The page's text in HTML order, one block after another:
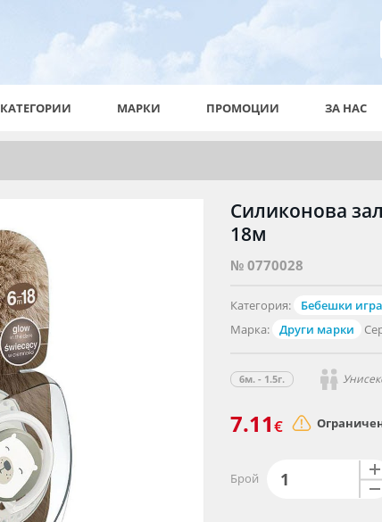
КАТЕГОРИИ МАРКИ ПРОМОЦИИ ЗА НАС
Силиконова
18м
№ 0770028
Категория: Бебешки
Марка:
Други марки
6м. - 1.5г.
7.11€
Брой